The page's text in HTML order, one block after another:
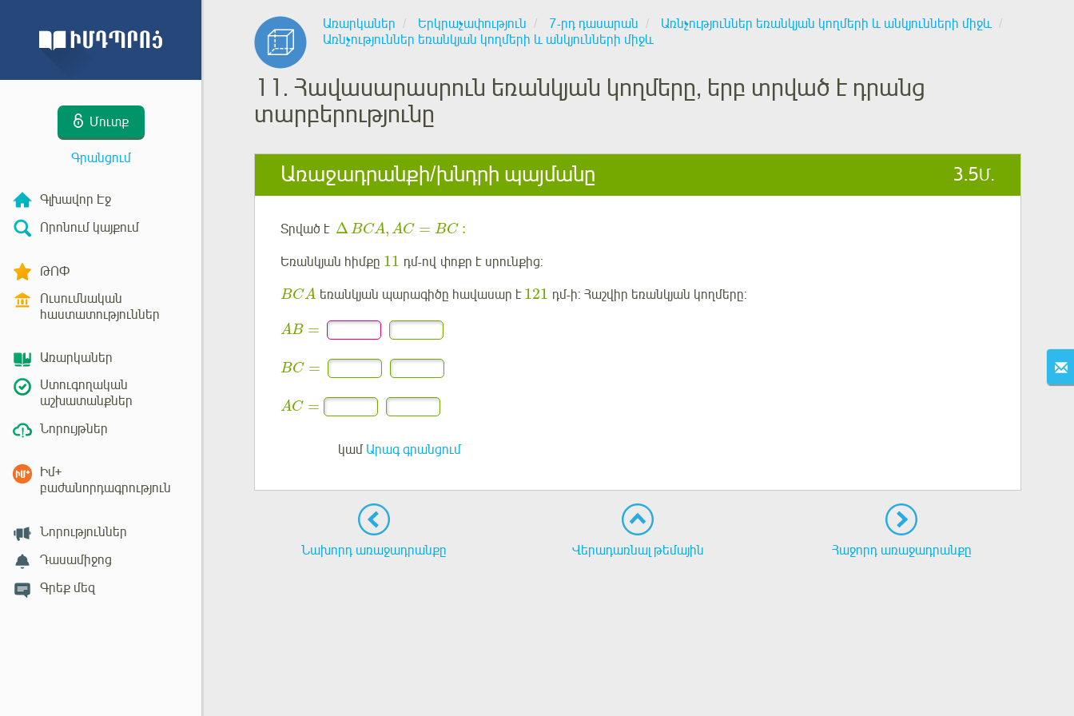
Մուտք
Գրանցում
Գլխավոր Էջ
Որոնում կայքում
ԹՈՓ
Ուսումնական
հաստատություններ
Առարկաներ
Ստուգողական
աշխատանքներ
Նորույթներ
Իմ+
բաժանորդագրություն
Նորություններ
Դասամիջոց
Գրեք մեզ
Առարկաներ Երկրաչափություն 7-րդ դասարան
Առնչություններ եռանկյան կողմերի և անկյունների միջև
Առնչություններ եռանկյան կողմերի և անկյունների միջև
11. Հավասարասրուն եռանկյան կողմերը, երբ տրված է դրանց
տարբերությունը
Առաջադրանքի/խնդրի պայմանը 3.5Մ.
Տրված է Δ BCA, AC = BC :
Եռանկյան հիմքը 11 դմ-ով փոքր էսրունքից:
BCA եռանկյան պարագիծը հավասար է 121 դմ-ի: Հաշվիր եռանկյան կողմերը:
AB =
BC =
AC =
կամ Արագ գրանցում
Նախորդ առաջադրանքը Վերադառնալ թեմային Հաջորդ առաջադրանքը